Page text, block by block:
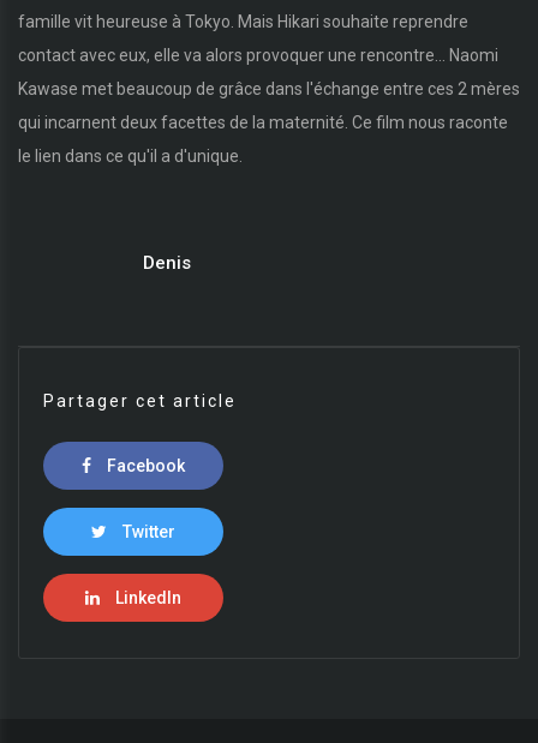
famille vit heureuse à Tokyo. Mais Hikari souhaite reprendre
contact avec eux, elle va alors provoquer une rencontre… Naomi
Kawase met beaucoup de grâce dans l'échange entre ces 2 mères
qui incarnent deux facettes de la maternité. Ce film nous raconte
le lien dans ce qu'il a d'unique.
Denis
Partager cet article
Facebook
Twitter
LinkedIn